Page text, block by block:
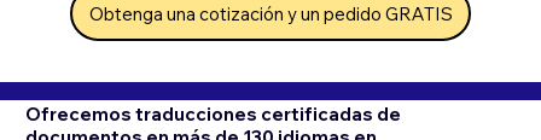
Obtenga una cotización y un pedido GRATIS
Ofrecemos traducciones certificadas de